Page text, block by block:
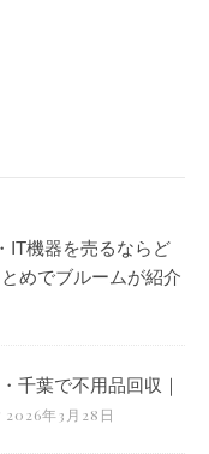
IT機器を売るならど
めでブルームが紹介
千葉で不用品回収｜
2026年3月28日